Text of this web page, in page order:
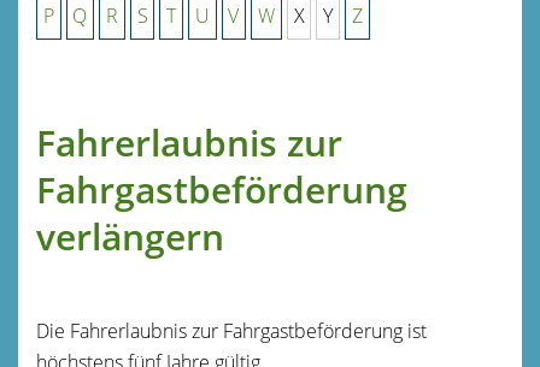
P Q R S T U V W X Y Z
Fahrerlaubnis zur
Fahrgastbeförderung
verlängern
Die Fahrerlaubnis zur Fahrgastbeförderung ist